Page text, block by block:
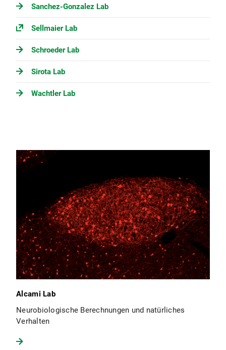
Sanchez-Gonzalez Lab
Sellmaier Lab
Schroeder Lab
Sirota Lab
Wachtler Lab
Alcami Lab
Neurobiologische Berechnungen und natürliches
Verhalten